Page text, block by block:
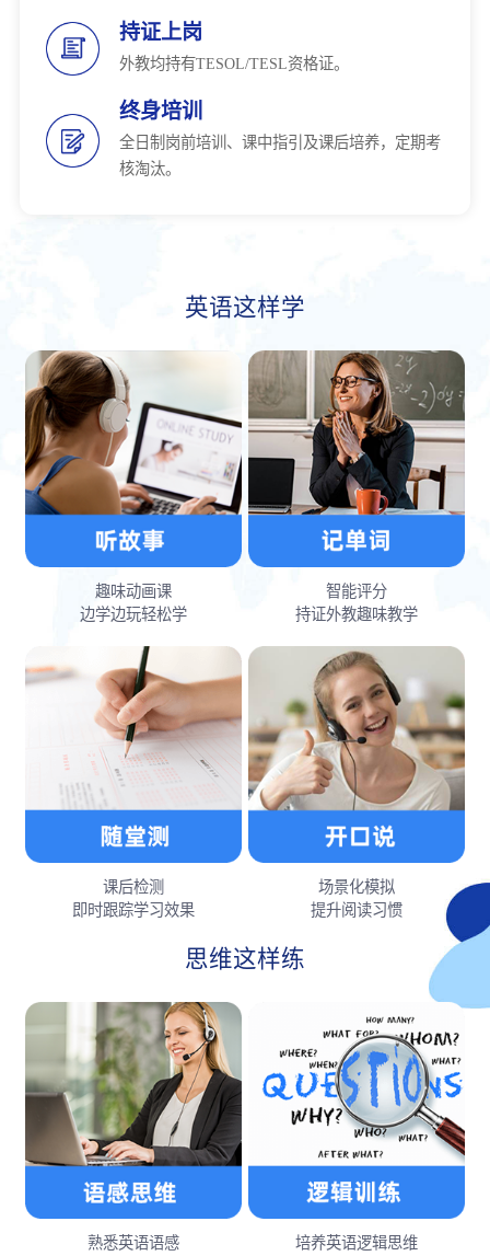
持证上岗
外教均持有TESOL/TESL资格证。
终身培训
全日制岗前培训、课中指引及课后培养，定期考
核淘汰。
英语这样学
趣味动画课
边学边玩轻松学
智能评分
持证外教趣味教学
课后检测
即时跟踪学习效果
场景化模拟
提升阅读习惯
思维这样练
熟悉英语语感
培养英语逻辑思维